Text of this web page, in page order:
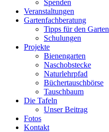
Spenden
Veranstaltungen
Gartenfachberatung
Tipps für den Garten
Schulungen
Projekte
Bienengarten
Naschobstecke
Naturlehrpfad
Büchertauschbörse
Tauschbaum
Die Tafeln
Unser Beitrag
Fotos
Kontakt